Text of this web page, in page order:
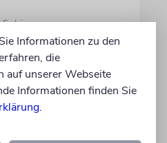
Informationen zu den
die
auf unserer Webseite
Informationen finden Sie
.